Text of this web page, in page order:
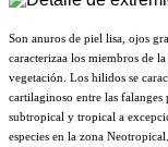
Son anuros de piel lisa, ojos
caracterizaa los miembros de
vegetación. Los hilidos se
cartilaginoso entre las
subtropical y tropical a
especies en la zona Neotropical.